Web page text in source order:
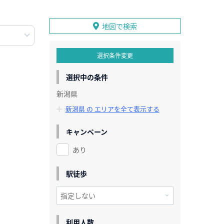
地図で検索
選択条件変更
選択中の条件
新潟県
新潟県 の エリアを全て表示する
キャンペーン
あり
駅徒歩
利用人数